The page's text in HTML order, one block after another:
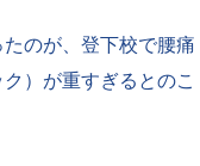
のが、登下校で腰痛
）が重すぎるとのこ